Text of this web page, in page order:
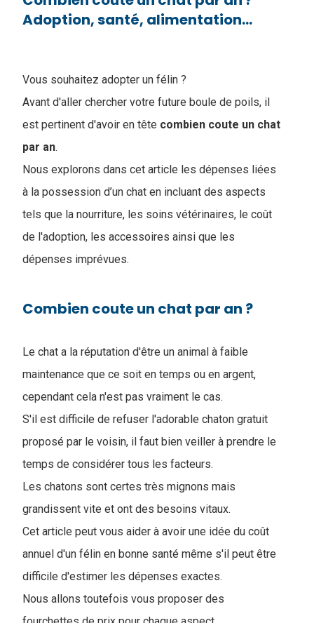
Adoption, santé, alimentation...
Vous souhaitez adopter un félin ?
Avant d'aller chercher votre future boule de poils, il
est pertinent d'avoir en tête combien coute un chat
par an.
Nous explorons dans cet article les dépenses liées
à la possession d’un chat en incluant des aspects
tels que la nourriture, les soins vétérinaires, le coût
de l'adoption, les accessoires ainsi que les
dépenses imprévues.
Combien coute un chat par an ?
Le chat a la réputation d'être un animal à faible
maintenance que ce soit en temps ou en argent,
cependant cela n'est pas vraiment le cas.
S'il est difficile de refuser l'adorable chaton gratuit
proposé par le voisin, il faut bien veiller à prendre le
temps de considérer tous les facteurs.
Les chatons sont certes très mignons mais
grandissent vite et ont des besoins vitaux.
Cet article peut vous aider à avoir une idée du coût
annuel d'un félin en bonne santé même s'il peut être
difficile d'estimer les dépenses exactes.
Nous allons toutefois vous proposer des